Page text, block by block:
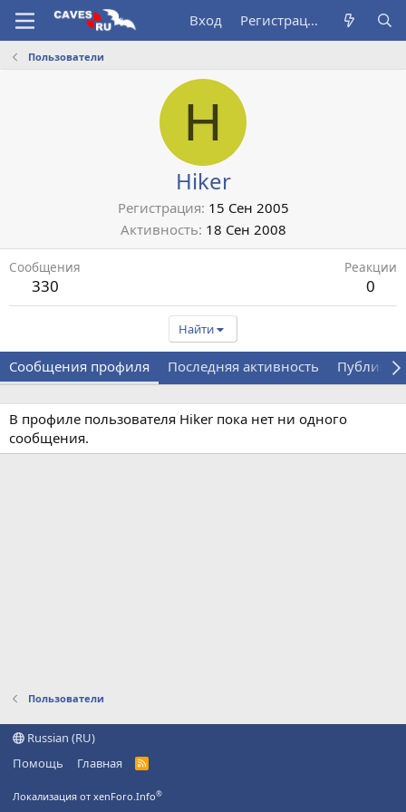
Вход Регистрация
Пользователи
H
Hiker
Регистрация 15 Сен 2005
Активность 18 Сен 2008
Сообщения
330
Реакции
0
Найти
Сообщения профиля Последняя активность
В профиле пользователя Hiker пока нет ни одного
сообщения.
Пользователи
Russian (RU)
Помощь
Главная
R
Локализация от xenForo.Info®